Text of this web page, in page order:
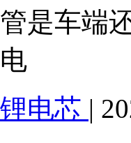
管是车端
电
锂电芯 |